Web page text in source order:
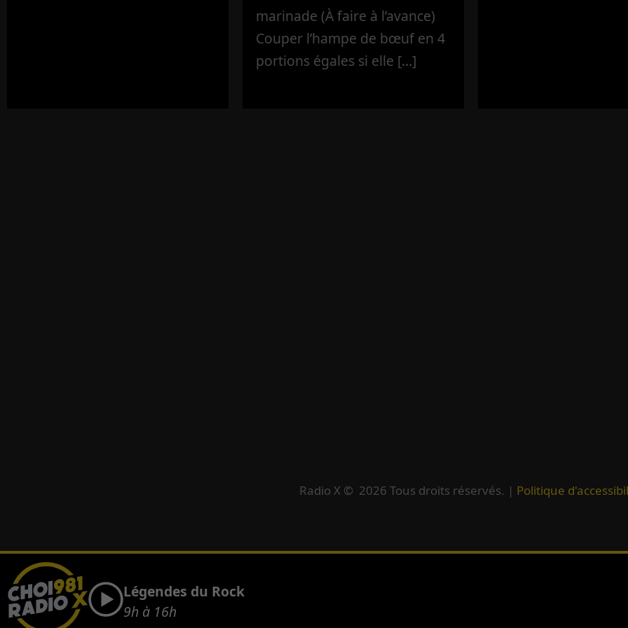
marinade (À faire à l’avance)
Couper l’hampe de bœuf en 4
portions égales si elle […]
Radio X © 2026 Tous droits réservés. | Politique
Légendes du Rock
9h à 16h